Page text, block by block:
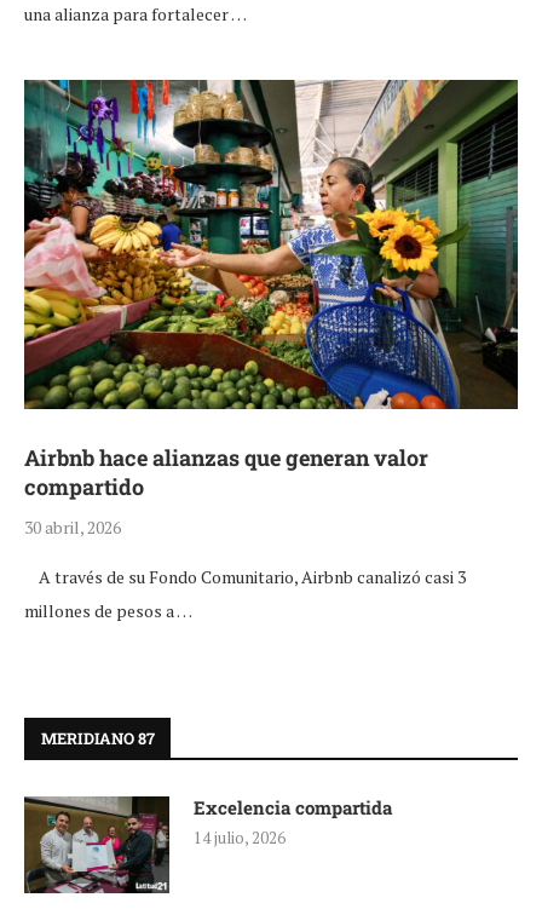
una alianza para fortalecer …
Airbnb hace alianzas que generan valor
compartido
30 abril, 2026
A través de su Fondo Comunitario, Airbnb canalizó casi 3
millones de pesos a …
MERIDIANO 87
Excelencia compartida
14 julio, 2026